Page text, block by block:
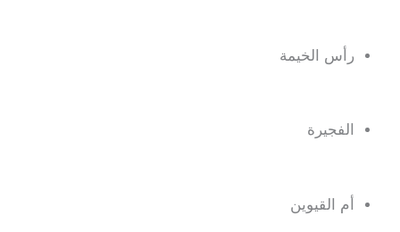
رأس الخيمة
الفجيرة
أم القيوين